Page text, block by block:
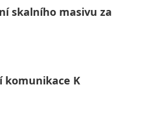
skalního masivu za
komunikace K